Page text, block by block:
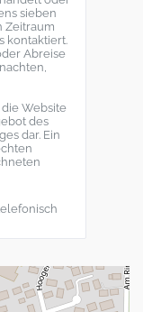
sieben
Zeitraum
kontaktiert.
Abreise
Website
des
dar. Ein